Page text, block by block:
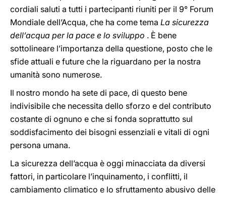
cordiali saluti a tutti i partecipanti riuniti per il 9° Forum
Mondiale dell’Acqua, che ha come tema La sicurezza
dell’acqua per la pace e lo sviluppo . È bene
sottolineare l’importanza della questione, posto che le
sfide attuali e future che la riguardano per la nostra
umanità sono numerose.
Il nostro mondo ha sete di pace, di questo bene
indivisibile che necessita dello sforzo e del contributo
costante di ognuno e che si fonda soprattutto sul
soddisfacimento dei bisogni essenziali e vitali di ogni
persona umana.
La sicurezza dell’acqua è oggi minacciata da diversi
fattori, in particolare l’inquinamento, i conflitti, il
cambiamento climatico e lo sfruttamento abusivo delle